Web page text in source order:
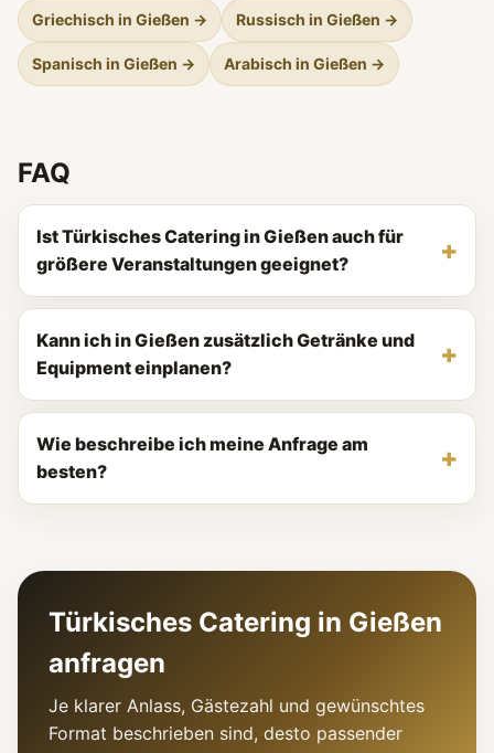
Griechisch in Gießen → Russisch in Gießen →
Spanisch in Gießen → Arabisch in Gießen →
FAQ
Ist Türkisches Catering in Gießen auch für
größere Veranstaltungen geeignet?
Kann ich in Gießen zusätzlich Getränke und
Equipment einplanen?
Wie beschreibe ich meine Anfrage am
besten?
Türkisches Catering in Gießen
anfragen
Je klarer Anlass, Gästezahl und gewünschtes
Format beschrieben sind, desto passender